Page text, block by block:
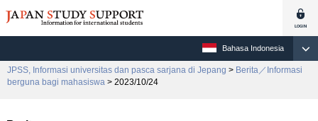
Bahasa Indonesia
JPSS, Informasi universitas dan pasca sarjana di Jepang > Berita／Informasi
berguna bagi mahasiswa > 2023/10/24